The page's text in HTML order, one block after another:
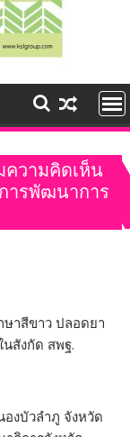
วามคิดเห็น
ารพัฒนาการ
าสีขาว ปลอดยา
สังกัด สพฐ.
องบัวลำภู จังหวัด